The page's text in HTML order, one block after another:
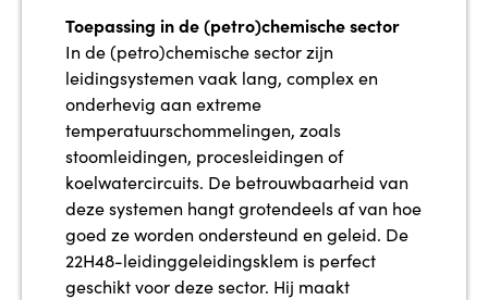
Toepassing in de (petro)chemische sector
In de (petro)chemische sector zijn
leidingsystemen vaak lang, complex en
onderhevig aan extreme
temperatuurschommelingen, zoals
stoomleidingen, procesleidingen of
koelwatercircuits. De betrouwbaarheid van
deze systemen hangt grotendeels af van hoe
goed ze worden ondersteund en geleid. De
22H48-leidinggeleidingsklem is perfect
geschikt voor deze sector. Hij maakt